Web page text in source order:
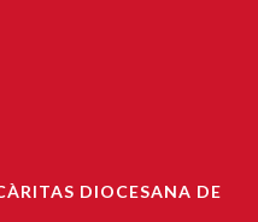
DIOCESANA DE